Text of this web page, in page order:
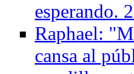
esperando.
Raphael:
cansa al